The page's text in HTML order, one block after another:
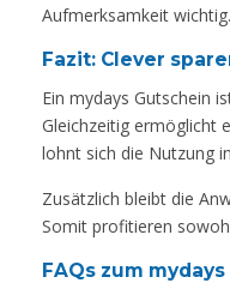
Aufmerksamkeit wichtig.
Fazit: Clever
Ein mydays Gutschein
Gleichzeitig ermöglicht
lohnt sich die Nutzung
Zusätzlich bleibt die
Somit profitieren
FAQs zum